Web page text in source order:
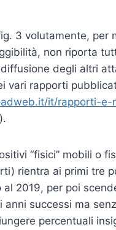
3 volutamente, per
non riporta
degli altri
vari rapporti
it/rapporti-e-
).
“fisici” mobili o
rientra ai primi tre
2019, per poi
anni successi ma
percentuali